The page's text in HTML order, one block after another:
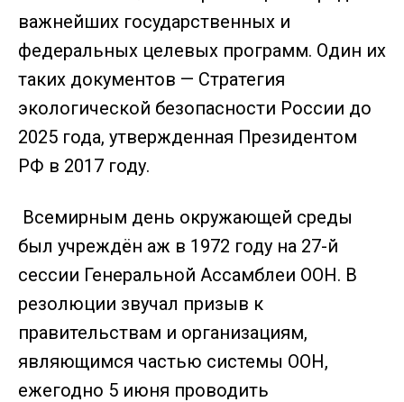
важнейших государственных и
федеральных целевых программ. Один их
таких документов — Стратегия
экологической безопасности России до
2025 года, утвержденная Президентом
РФ в 2017 году.
Всемирным день окружающей среды
был учреждён аж в 1972 году на 27-й
сессии Генеральной Ассамблеи ООН. В
резолюции звучал призыв к
правительствам и организациям,
являющимся частью системы ООН,
ежегодно 5 июня проводить